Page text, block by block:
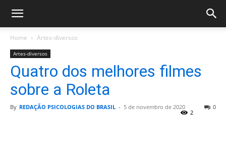
Home Artes-diversos
Artes-diversos
Quatro dos melhores filmes
sobre a Roleta
By REDAÇÃO PSICOLOGIAS DO BRASIL - 5 de novembro de 2020 0
2